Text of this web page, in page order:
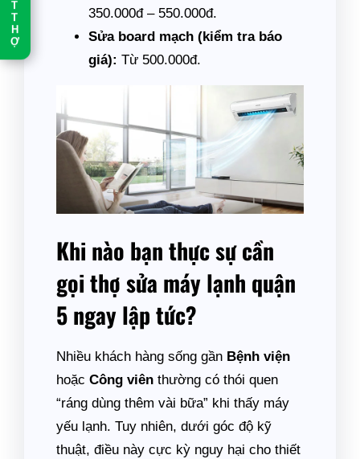
T
T
H
Ợ
350.000đ – 550.000đ.
Sửa board mạch (kiểm tra báo
giá): Từ 500.000đ.
Khi nào bạn thực sự cần
gọi thợ sửa máy lạnh quận
5 ngay lập tức?
Nhiều khách hàng sống gần Bệnh viện
hoặc Công viên thường có thói quen
“ráng dùng thêm vài bữa” khi thấy máy
yếu lạnh. Tuy nhiên, dưới góc độ kỹ
thuật, điều này cực kỳ nguy hại cho thiết